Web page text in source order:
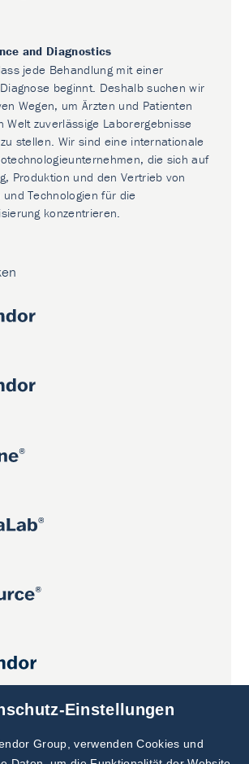
and Diagnostics
jede Behandlung mit einer
beginnt. Deshalb suchen wir
Wegen, um Ärzten und Patienten
Welt zuverlässige Laborergebnisse
stellen. Wir sind eine internationale
die sich auf
Produktion und den Vertrieb von
und Technologien für die
konzentrieren.
Einstellungen
Group, verwenden Cookies und